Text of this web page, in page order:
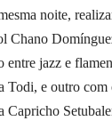
noite,
Chano
entre jazz e
Todi, e outro
Capricho